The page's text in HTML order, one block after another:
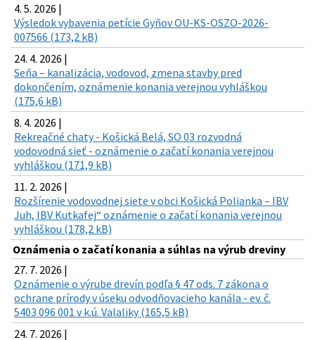
4. 5. 2026 |
Výsledok vybavenia petície Gyňov OU-KS-OSZO-2026-
007566 (173,2 kB)
24. 4. 2026 |
Seňa – kanalizácia, vodovod, zmena stavby pred
dokončením, oznámenie konania verejnou vyhláškou
(175,6 kB)
8. 4. 2026 |
Rekreačné chaty - Košická Belá, SO 03 rozvodná
vodovodná sieť - oznámenie o začatí konania verejnou
vyhláškou (171,9 kB)
11. 2. 2026 |
Rozšírenie vodovodnej siete v obci Košická Polianka – IBV
Juh, IBV Kutkafej“ oznámenie o začatí konania verejnou
vyhláškou (178,2 kB)
Oznámenia o začatí konania a súhlas na výrub dreviny
27. 7. 2026 |
Oznámenie o výrube drevín podľa § 47 ods. 7 zákona o
ochrane prírody v úseku odvodňovacieho kanála - ev. č.
5403 096 001 v k.ú. Valaliky (165,5 kB)
24. 7. 2026 |